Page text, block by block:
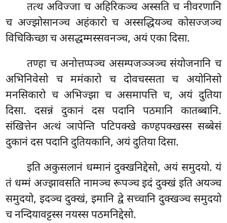
तत्थ अविज्जा च अहिरिकञ्च अस्सति च नीवरणानि
च अज्झोसानञ्च अहंकारो च अस्सद्धियञ्च कोसज्जञ्च
विचिकिच्छा च असद्धम्मस्सवनञ्च, अयं एका दिसा.
तण्हा च अनोत्तप्पञ्च असम्पजञ्ञञ्च संयोजनानि च
अभिनिवेसो च ममंकारो च दोवचस्सता च अयोनिसो
मनसिकारो च अभिज्झा च असमापत्ति च, अयं दुतिया
दिसा. दसन्नं दुकानं दस पदानि पठमानि कातब्बानि.
संखित्तेन अत्थं ञापेन्ति पटिपक्खे कण्हपक्खस्स सब्बेसं
दुकानं दस पदानि दुतियकानि, अयं दुतिया दिसा.
इति अकुसलानं धम्मानं दुक्खनिद्देसो, अयं समुदयो. यं
तं धम्मं अज्झावसति नामञ्च रूपञ्च इदं दुक्खं इति अयञ्च
समुदयो, इदञ्च दुक्खं, इमानि द्वे सच्चानि दुक्खञ्च समुदयो
च नन्दियावट्टस्स नयस्स पठमनिद्देसो.